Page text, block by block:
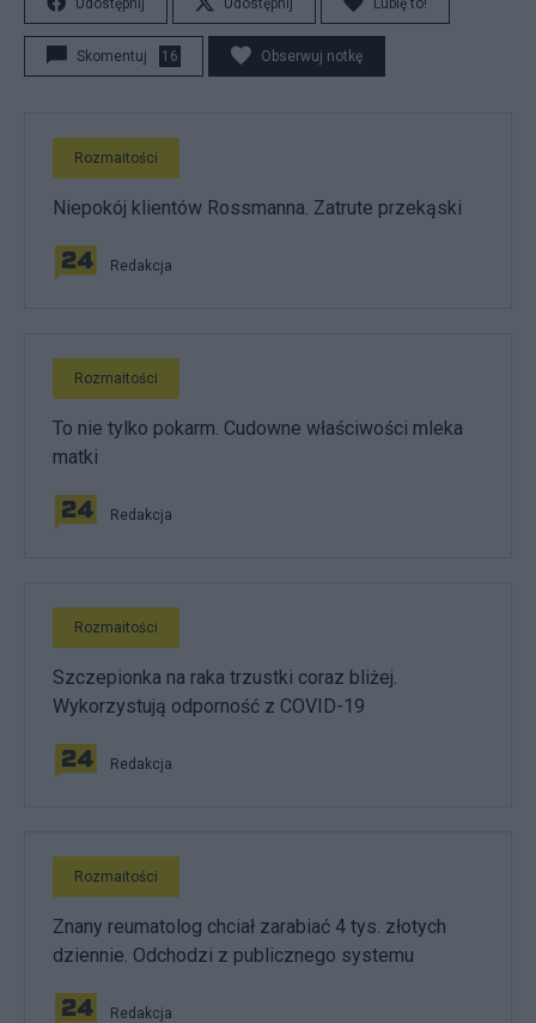
Udostępnij Udostępnij Lubię to!
Skomentuj 16 Obserwuj notkę
Rozmaitości
Niepokój klientów Rossmanna. Zatrute przekąski
Redakcja
Rozmaitości
To nie tylko pokarm. Cudowne właściwości mleka
matki
Redakcja
Rozmaitości
Szczepionka na raka trzustki coraz bliżej.
Wykorzystują odporność z COVID-19
Redakcja
Rozmaitości
Znany reumatolog chciał zarabiać 4 tys. złotych
dziennie. Odchodzi z publicznego systemu
Redakcja